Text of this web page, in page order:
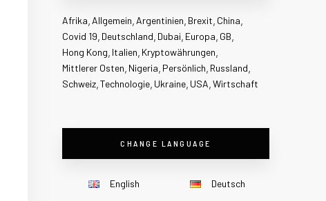
Afrika Allgemein Argentinien Brexit China
Covid 19 Deutschland Dubai Europa GB
Hong Kong Italien Kryptowährungen
Mittlerer Osten Nigeria Persönlich Russland
Schweiz Technologie Ukraine USA Wirtschaft
CHANGE LANGUAGE
English Deutsch